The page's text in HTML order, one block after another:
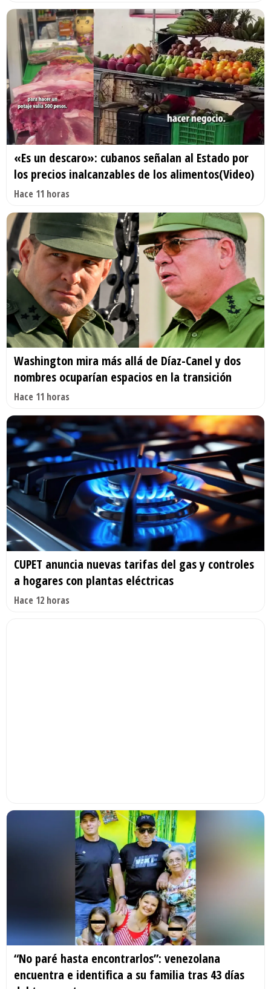
«Es un descaro»: cubanos señalan al Estado por
los precios inalcanzables de los alimentos(Video)
Hace 11 horas
Washington mira más allá de Díaz-Canel y dos
nombres ocuparían espacios en la transición
Hace 11 horas
CUPET anuncia nuevas tarifas del gas y controles
a hogares con plantas eléctricas
Hace 12 horas
“No paré hasta encontrarlos”: venezolana
encuentra e identifica a su familia tras 43 días